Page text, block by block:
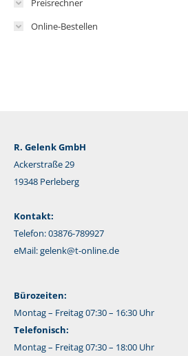
Preisrechner
Online-Bestellen
R. Gelenk GmbH
Ackerstraße 29
19348 Perleberg
Kontakt:
Telefon: 03876-789927
eMail:gelenk@t-online.de
Bürozeiten:
Montag – Freitag 07:30 – 16:30 Uhr
Telefonisch:
Montag – Freitag 07:30 – 18:00 Uhr